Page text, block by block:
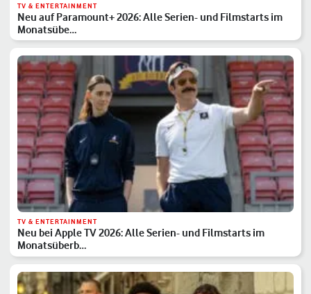
TV & ENTERTAINMENT
Neu auf Paramount+ 2026: Alle Serien- und Filmstarts im
Monatsübe…
TV & ENTERTAINMENT
Neu bei Apple TV 2026: Alle Serien- und Filmstarts im
Monatsüberb…